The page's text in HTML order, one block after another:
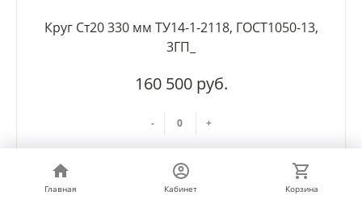
Главная Кабинет Корзина
Главная Кабинет Корзина
Круг Ст20 330 мм ТУ14-1-2118, ГОСТ1050-13,
3ГП_
160 500 руб.
- +
В корзину